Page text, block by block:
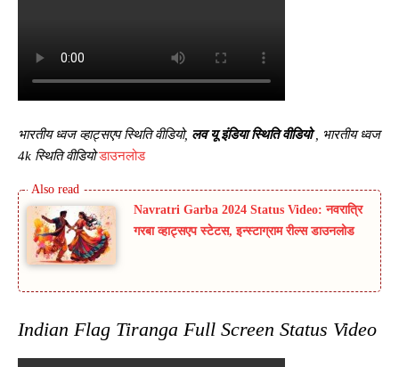
भारतीय ध्वज व्हाट्सएप स्थिति वीडियो, लव यू इंडिया स्थिति वीडियो, भारतीय ध्वज
4k स्थिति वीडियोडाउनलोड
Navratri Garba 2024 Status Video: नवरात्रि
गरबा व्हाट्सएप स्टेटस, इन्स्टाग्राम रील्स डाउनलोड
Indian Flag Tiranga Full Screen Status Video